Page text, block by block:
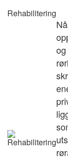
Rehabilitering